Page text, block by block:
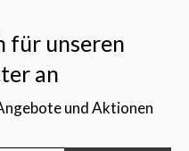
für unseren
an
und Aktionen